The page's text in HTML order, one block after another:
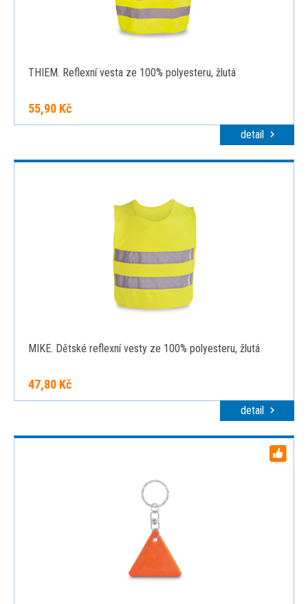
THIEM. Reflexní vesta ze 100% polyesteru, žlutá
55,90 Kč
detail
MIKE. Dětské reflexní vesty ze 100% polyesteru, žlutá
47,80 Kč
detail